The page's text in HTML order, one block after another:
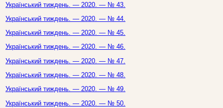
Український тиждень. — 2020. — № 43.
Український тиждень. — 2020. — № 44.
Український тиждень. — 2020. — № 45.
Український тиждень. — 2020. — № 46.
Український тиждень. — 2020. — № 47.
Український тиждень. — 2020. — № 48.
Український тиждень. — 2020. — № 49.
Український тиждень. — 2020. — № 50.